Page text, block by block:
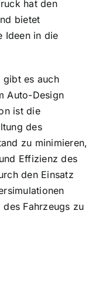
hat den
bietet
Ideen in die
gibt es auch
Auto-Design
ist die
des
zu minimieren,
Effizienz des
den Einsatz
Fahrzeugs zu